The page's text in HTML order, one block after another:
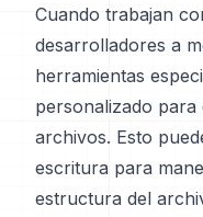
Cuando trabajan
desarrolladores a
herramientas
personalizado
archivos. Esto
escritura para
estructura del